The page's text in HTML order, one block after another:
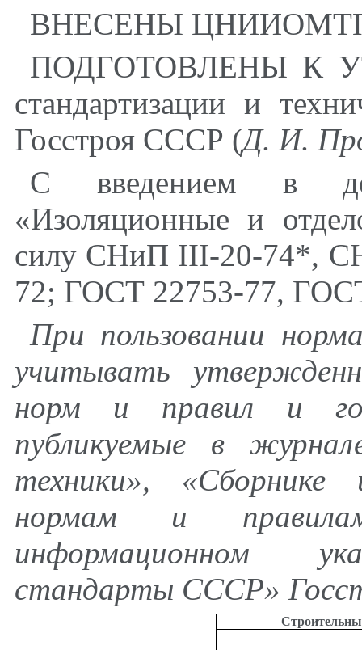
ВНЕСЕНЫ ЦНИИОМТП
ПОДГОТОВЛЕНЫ К
стандартизации и
Госстроя СССР (Д. И.
С введением в
«Изоляционные и
силу СНиП III-20-74*,
72; ГОСТ 22753-77,
При пользовании
учитывать
норм и правил и
публикуемые в
техники», «Сборнике
нормам и
информационном
стандарты СССР»